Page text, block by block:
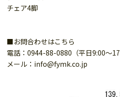
チェア4脚
■お問合わせはこちら
電話：0944-88-0880（平日9:00～
メール：info@fymk.co.jp